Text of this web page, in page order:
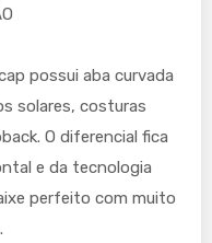
possui aba curvada
solares, costuras
O diferencial fica
e da tecnologia
perfeito com muito